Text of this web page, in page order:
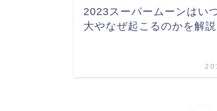
2023スーパームーンはい
大やなぜ起こるのかを解説